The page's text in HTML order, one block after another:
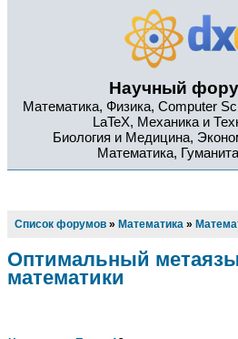
Научный
Математика, Физика, Computer
LaTeX, Механика и
Биология и Медицина,
Математика,
Список форумов » Математика »
Оптимальный
математики